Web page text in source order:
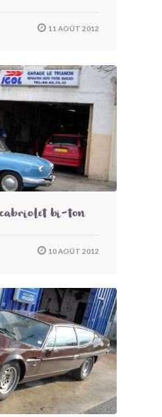
11 AOÛT 2012
bi-ton
10 AOÛT 2012